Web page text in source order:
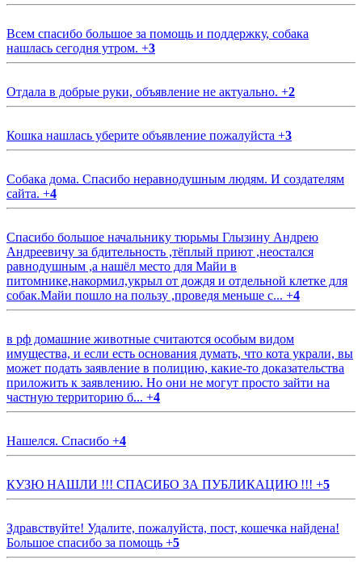
Всем спасибо большое за помощь и поддержку, собака
нашлась сегодня утром. +3
Отдала в добрые руки, объявление не актуально. +2
Кошка нашлась уберите объявление пожалуйста +3
Собака дома. Спасибо неравнодушным людям. И создателям
сайта. +4
Спасибо большое начальнику тюрьмы Глызину Андрею
Андреевичу за бдительность ,тёплый приют ,неостался
равнодушным ,а нашёл место для Майи в
питомнике,накормил,укрыл от дождя и отдельной клетке для
собак.Майи пошло на пользу ,проведя меньше с... +4
в рф домашние животные считаются особым видом
имущества, и если есть основания думать, что кота украли, вы
может подать заявление в полицию, какие-то доказательства
приложить к заявлению. Но они не могут просто зайти на
частную территорию б... +4
Нашелся. Спасибо +4
КУЗЮ НАШЛИ !!! СПАСИБО ЗА ПУБЛИКАЦИЮ !!! +5
Здравствуйте! Удалите, пожалуйста, пост, кошечка найдена!
Большое спасибо за помощь +5